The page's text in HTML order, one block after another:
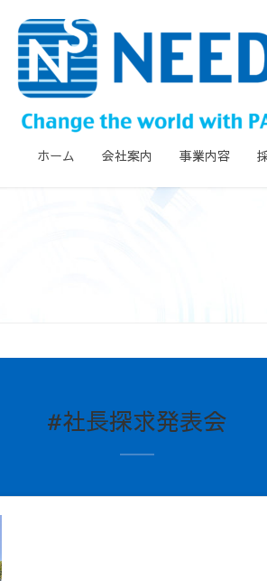
ホーム 会社案内 事業内容
#社長探求発表会